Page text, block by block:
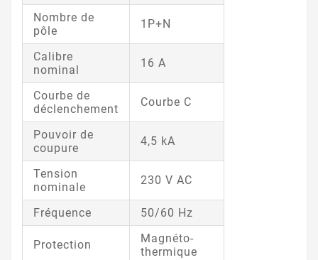
Nombre de
pôle
1P+N
Calibre
nominal
16 A
Courbe de
déclenchement
Courbe C
Pouvoir de
coupure
4,5 kA
Tension
nominale
230 V AC
Fréquence 50/60 Hz
Protection
Magnéto-
thermique